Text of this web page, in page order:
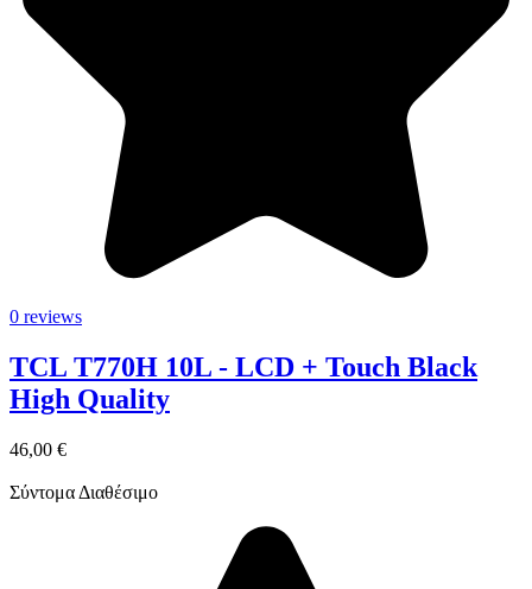
0 reviews
TCL T770H 10L - LCD + Touch Black
High Quality
46,00 €
Σύντομα Διαθέσιμο